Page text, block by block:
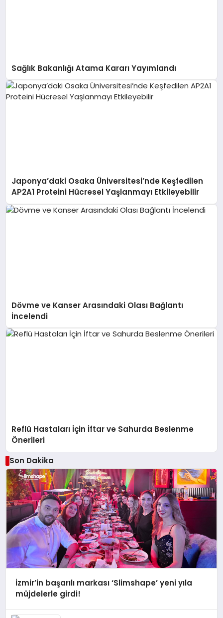
Sağlık Bakanlığı Atama Kararı Yayımlandı
Japonya’daki Osaka Üniversitesi’nde Keşfedilen
AP2A1 Proteini Hücresel Yaşlanmayı Etkileyebilir
Dövme ve Kanser Arasındaki Olası Bağlantı
İncelendi
Reflü Hastaları İçin İftar ve Sahurda Beslenme
Önerileri
Son Dakika
İzmir’in başarılı markası ‘Slimshape’ yeni yıla
müjdelerle girdi!